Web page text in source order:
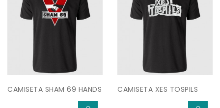
CAMISETA SHAM 69 HANDS CAMISETA XES TOSPILS